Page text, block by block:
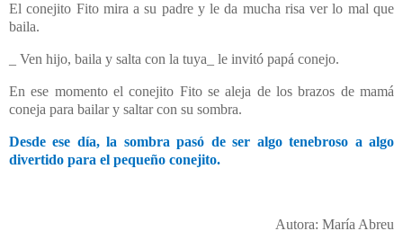
El conejito Fito mira a su padre y le da mucha risa ver lo mal que
baila.
_ Ven hijo, baila y salta con la tuya_ le invitó papá conejo.
En ese momento el conejito Fito se aleja de los brazos de mamá
coneja para bailar y saltar con su sombra.
Desde ese día, la sombra pasó de ser algo tenebroso a algo
divertido para el pequeño conejito.
Autora: María Abreu